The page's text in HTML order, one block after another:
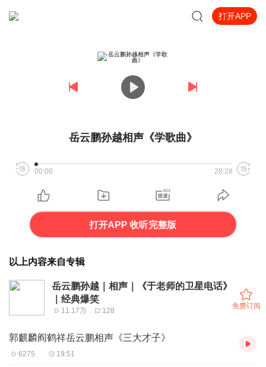
打开APP
岳云鹏孙越相声《学歌曲》
00:00 28:28
打开APP 收听完整版
以上内容来自专辑
岳云鹏孙越｜相声｜《于老师的卫星电话》
｜经典爆笑
11.17万 128
免费订阅
郭麒麟阎鹤祥岳云鹏相声《三大才子》
6275 19:51